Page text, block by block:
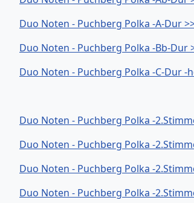
Duo Noten - Puchberg Polka -A-Dur
Duo Noten - Puchberg Polka -Bb-Dur
Duo Noten - Puchberg Polka -C-Dur -
Duo Noten - Puchberg Polka -
Duo Noten - Puchberg Polka -
Duo Noten - Puchberg Polka -
Duo Noten - Puchberg Polka -